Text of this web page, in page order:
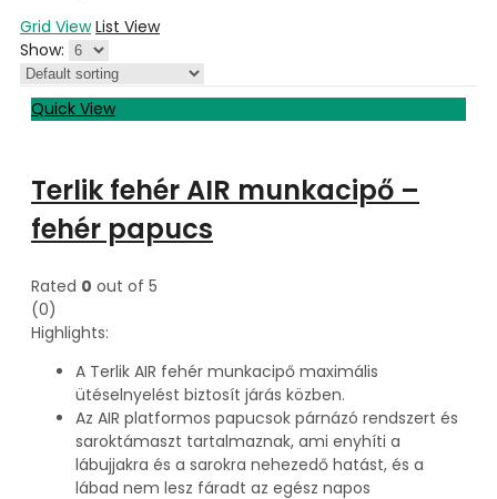
Grid View List View
Show:
Quick View
Terlik fehér AIR munkacipő –
fehér papucs
Rated 0 out of 5
(0)
Highlights:
A Terlik AIR fehér munkacipő maximális
ütéselnyelést biztosít járás közben.
Az AIR platformos papucsok párnázó rendszert és
saroktámaszt tartalmaznak, ami enyhíti a
lábujjakra és a sarokra nehezedő hatást, és a
lábad nem lesz fáradt az egész napos